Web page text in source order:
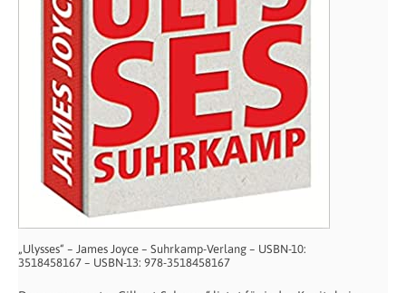
„Ulysses“ – James Joyce – Suhrkamp-Verlang – USBN-10:
3518458167 – USBN-13: 978-3518458167